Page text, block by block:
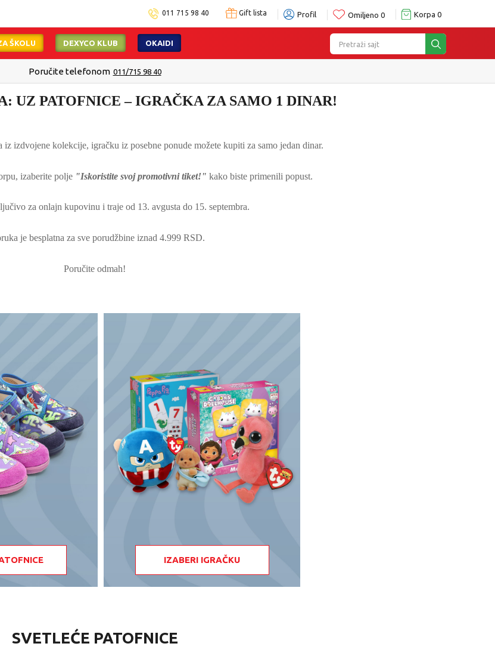
011 715 98 40 Gift lista Profil Omiljeno 0 Korpa 0
Pretraži sajt
ŠKOLU DEXYCO KLUB OKAIDI
Poručite telefonom 011/715 98 40
UZ PATOFNICE –IGRAČKA ZA SAMO 1 DINAR!
izdvojene kolekcije, igračku iz posebne ponude možete kupiti za samo jedan dinar.
izaberite polje "Iskoristite svoj promotivni tiket!" kako biste primenili popust.
za onlajn kupovinu i traje od 13. avgusta do 15. septembra.
je besplatna za sve porudžbine iznad 4.999 RSD.
Poručite odmah!
IZABERI IGRAČKU
SVETLEĆE PATOFNICE